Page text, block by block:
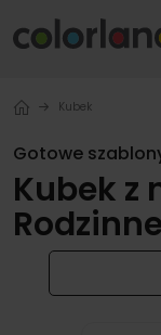
Kubek
Gotowe
Kubek z
Rodzinne